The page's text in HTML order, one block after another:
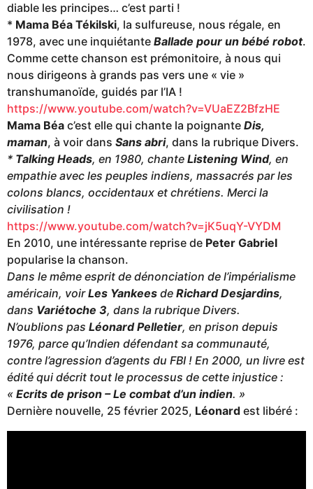
diable les principes… c’est parti !
* Mama Béa Tékilski, la sulfureuse, nous régale, en
1978, avec une inquiétante Ballade pour un bébé robot.
Comme cette chanson est prémonitoire, à nous qui
nous dirigeons à grands pas vers une « vie »
transhumanoïde, guidés par l’IA !
https://www.youtube.com/watch?v=VUaEZ2BfzHE
Mama Béa c’est elle qui chante la poignante Dis,
maman, à voir dans Sans abri, dans la rubrique Divers.
* Talking Heads, en 1980, chante Listening Wind, en
empathie avec les peuples indiens, massacrés par les
colons blancs, occidentaux et chrétiens. Merci la
civilisation !
https://www.youtube.com/watch?v=jK5uqY-VYDM
En 2010, une intéressante reprise de Peter Gabriel
popularise la chanson.
Dans le même esprit de dénonciation de l’impérialisme
américain, voirLes Yankees de Richard Desjardins,
dans Variétoche 3, dans la rubrique Divers.
N’oublions pas Léonard Pelletier, en prison depuis
1976, parce qu’Indien défendant sa communauté,
contre l’agression d’agents du FBI ! En 2000, un livre est
édité qui décrit tout le processus de cette injustice :
« Ecrits de prison – Le combat d’un indien. »
Dernière nouvelle, 25 février 2025, Léonard est libéré :